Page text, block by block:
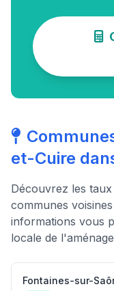
et-Cuire
Découvrez les
communes
informations vous
locale de
Fontaines-sur-